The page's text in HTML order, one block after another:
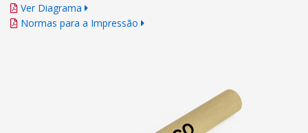
Ver Diagrama
Normas para a Impressão